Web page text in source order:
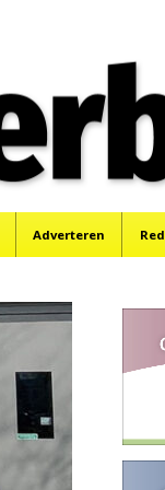
Adverteren